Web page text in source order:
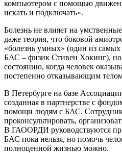
компьютером с помощью
искать и подключать».
Болезнь не влияет на
даже теория, что боковой
«болезнь умных» (один из
БАС – физик Стивен Хокинг),
состоянию, когда человек
постепенно отказывающим
В Петербурге на базе
созданная в партнерстве с
помощи людям с БАС.
проконсультировать,
В ГАООРДИ руководствуются
БАС пока нельзя, но помочь
полноценной жизнью можно.